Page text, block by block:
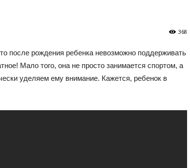
368
после рождения ребенка невозможно поддерживать
Мало того, она не просто занимается спортом, а
уделяем ему внимание. Кажется, ребенок в